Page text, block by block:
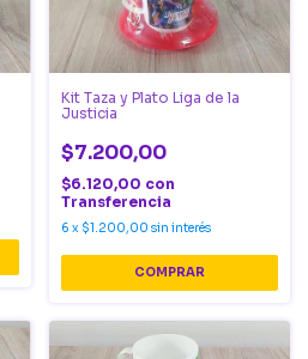
Kit Taza y Plato Liga de la
Justicia
$7.200,00
$6.120,00 con
Transferencia
6 x $1.200,00 sin interés